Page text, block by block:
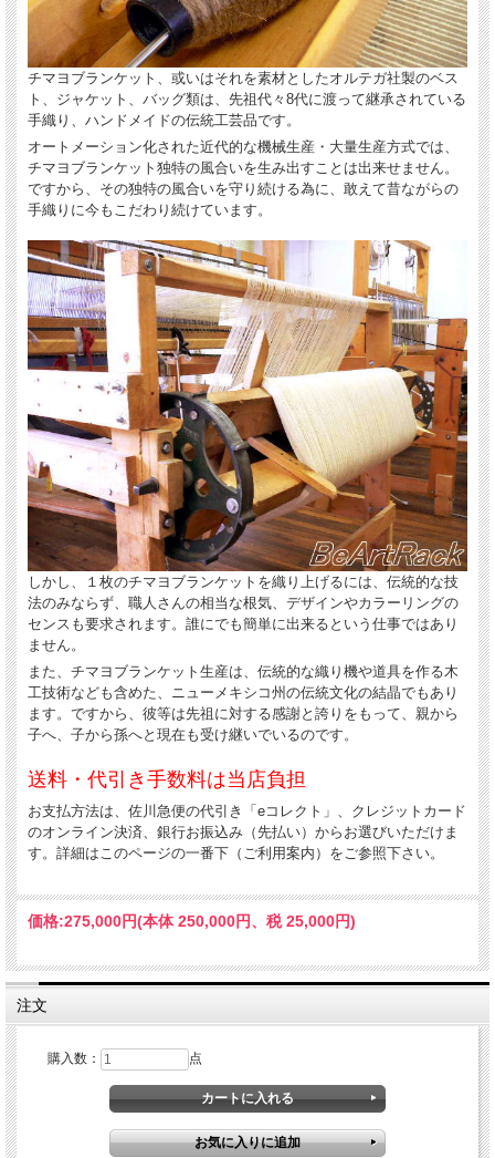
送料・代引き手数料は当店負担
お支払方法は、佐川急便の代引き「eコレクト」、クレジットカードのオンライン
決済、銀行お振込み（先払い）からお選びいただけます。詳細はこのページの一番
下（ご利用案内）をご参照下さい。
チマヨブランケット、或いはそれを素材としたオルテガ社製のベス
ト、ジャケット、バッグ類は、先祖代々8代に渡って継承されている
手織り、ハンドメイドの伝統工芸品です。
オートメーション化された近代的な機械生産・大量生産方式では、
チマヨブランケット独特の風合いを生み出すことは出来せません。
ですから、その独特の風合いを守り続ける為に、敢えて昔ながらの
手織りに今もこだわり続けています。
しかし、１枚のチマヨブランケットを織り上げるには、伝統的な技
法のみならず、職人さんの相当な根気、デザインやカラーリングの
センスも要求されます。誰にでも簡単に出来るという仕事ではあり
ません。
また、チマヨブランケット生産は、伝統的な織り機や道具を作る木
工技術なども含めた、ニューメキシコ州の伝統文化の結晶でもあり
ます。ですから、彼等は先祖に対する感謝と誇りをもって、親から
子へ、子から孫へと現在も受け継いでいるのです。
送料・代引き手数料は当店負担
お支払方法は、佐川急便の代引き「eコレクト」、クレジットカード
のオンライン決済、銀行お振込み（先払い）からお選びいただけま
す。詳細はこのページの一番下（ご利用案内）をご参照下さい。
価格:275,000円(本体 250,000円、税 25,000円)
注文
購入数： 点